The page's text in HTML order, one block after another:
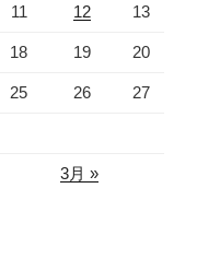
11 12 13
18 19 20
25 26 27
3月 »